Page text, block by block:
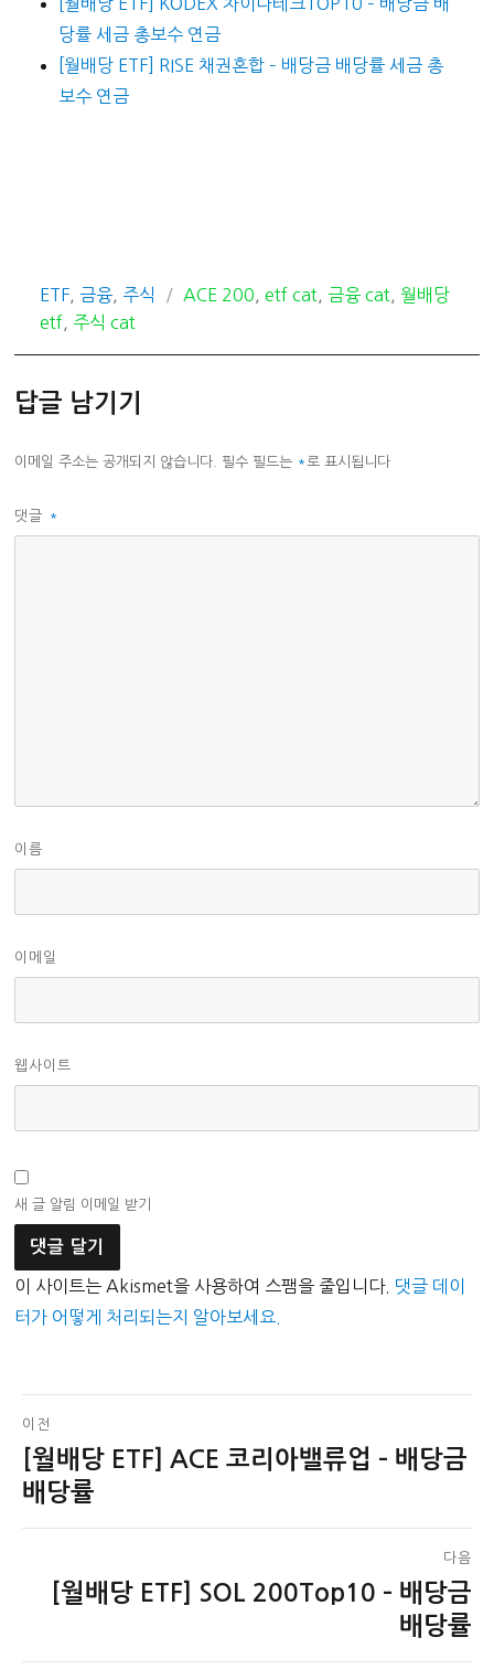
당률 세금 총보수 연금
[월배당 ETF] RISE 채권혼합 – 배당금 배당률 세금 총
보수 연금
카
테
ETF 금융 주식
태
ACE 200 etf cat 금융 cat
월배당
etf
주식 cat
답글 남기기
이메일 주소는 공개되지 않습니다. 필수 필드는 *로 표시됩니다
댓글 *
이름
이메일
웹사이트
새 글 알림 이메일 받기
이 사이트는 Akismet을 사용하여 스팸을 줄입니다. 댓글 데이
터가 어떻게 처리되는지 알아보세요.
글
탐
색
이전
이
전
[월배당 ETF] ACE 코리아밸류업 – 배당금
배당률
다음
[월배당 ETF] SOL 200Top10 – 배당금
배당률